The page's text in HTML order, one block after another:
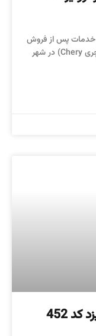
و خدمات پس از فروش
مدیران خودرو (محصولات ام وی ام MVM و چری Chery) در شهر
452